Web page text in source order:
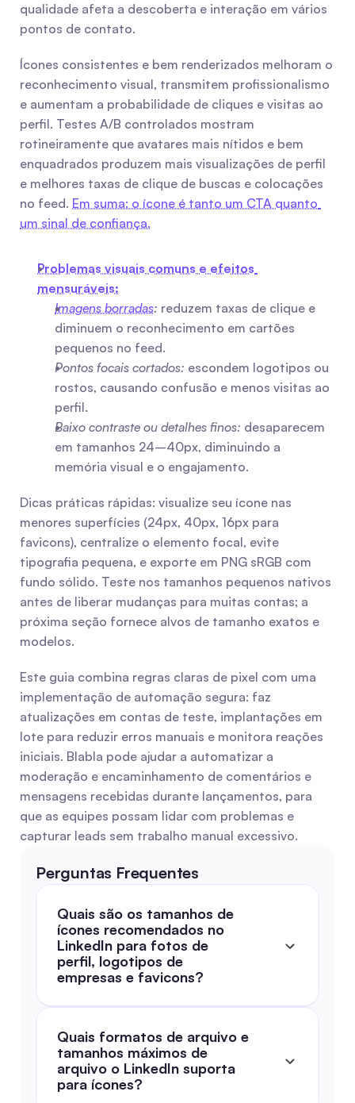
qualidade afeta a descoberta e interação em vários
pontos de contato.
Ícones consistentes e bem renderizados melhoram o
reconhecimento visual, transmitem profissionalismo
e aumentam a probabilidade de cliques e visitas ao
perfil. Testes A/B controlados mostram
rotineiramente que avatares mais nítidos e bem
enquadrados produzem mais visualizações de perfil
e melhores taxas de clique de buscas e colocações
no feed. Em suma: o ícone é tanto um CTA quanto
um sinal de confiança.
Problemas visuais comuns e efeitos
mensuráveis:
Imagens borradas: reduzem taxas de clique e
diminuem o reconhecimento em cartões
pequenos no feed.
Pontos focais cortados: escondem logotipos ou
rostos, causando confusão e menos visitas ao
perfil.
Baixo contraste ou detalhes finos: desaparecem
em tamanhos 24–40px, diminuindo a
memória visual e o engajamento.
Dicas práticas rápidas: visualize seu ícone nas
menores superfícies (24px, 40px, 16px para
favicons), centralize o elemento focal, evite
tipografia pequena, e exporte em PNG sRGB com
fundo sólido. Teste nos tamanhos pequenos nativos
antes de liberar mudanças para muitas contas; a
próxima seção fornece alvos de tamanho exatos e
modelos.
Este guia combina regras claras de pixel com uma
implementação de automação segura: faz
atualizações em contas de teste, implantações em
lote para reduzir erros manuais e monitora reações
iniciais. Blabla pode ajudar a automatizar a
moderação e encaminhamento de comentários e
mensagens recebidas durante lançamentos, para
que as equipes possam lidar com problemas e
capturar leads sem trabalho manual excessivo.
Perguntas Frequentes
Quais são os tamanhos de
ícones recomendados no
LinkedIn para fotos de
perfil, logotipos de
empresas e favicons?
Quais formatos de arquivo e
tamanhos máximos de
arquivo o LinkedIn suporta
para ícones?